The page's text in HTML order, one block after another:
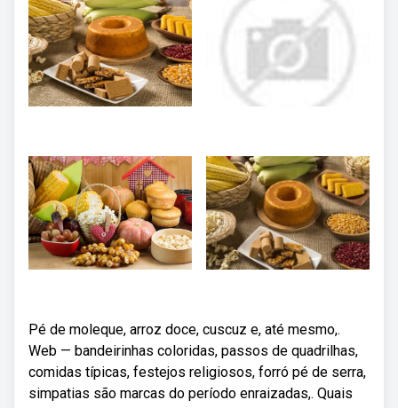
Pé de moleque, arroz doce, cuscuz e, até mesmo,.
Web — bandeirinhas coloridas, passos de quadrilhas,
comidas típicas, festejos religiosos, forró pé de serra,
simpatias são marcas do período enraizadas,. Quais